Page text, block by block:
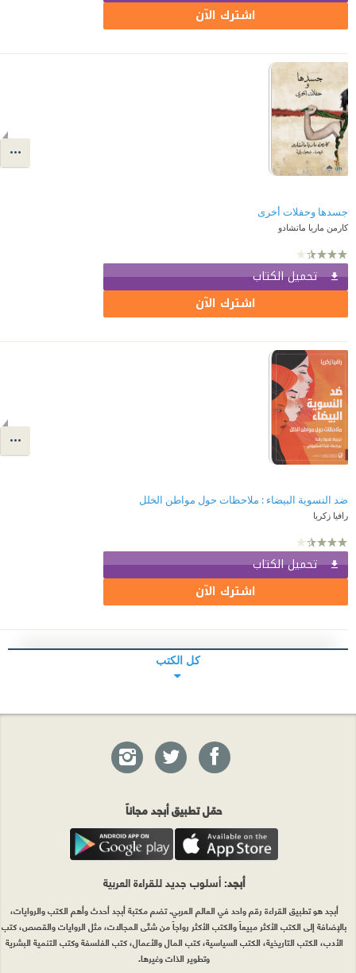
اشترك الآن
جسدها وحفلات أخرى
كارمن ماريا ماتشادو
تحميل الكتاب
اشترك الآن
ضد النسوية البيضاء : ملاحظات حول مواطن الخلل
رافيا زكريا
تحميل الكتاب
اشترك الآن
كل الكتب
حمّل تطبيق أبجد مجاناً
أبجد: أسلوب جديد للقراءة العربية
أبجد هو تطبيق القراءة رقم واحد في العالم العربي. تضم مكتبة أبجد أحدث وأهم الكتب والروايات،
بالإضافة إلى الكتب الأكثر مبيعاً والكتب الأكثر رواجاً من شتّى المجالات، مثل الروايات والقصص، كتب
الأدب، الكتب التاريخية، الكتب السياسية، كتب المال والأعمال، كتب الفلسفة وكتب التنمية البشرية
وتطوير الذات وغيرها.